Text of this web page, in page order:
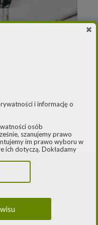
zł na inwestycje
i informację o
osób
szanujemy prawo
im prawo wyboru w
ich dotyczą. Dokładamy
Parlamentu
27 kwietnia 2016 r. w
(„